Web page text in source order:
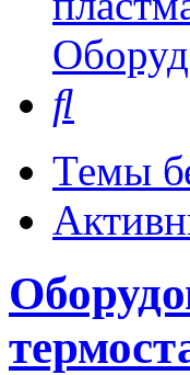
Темы